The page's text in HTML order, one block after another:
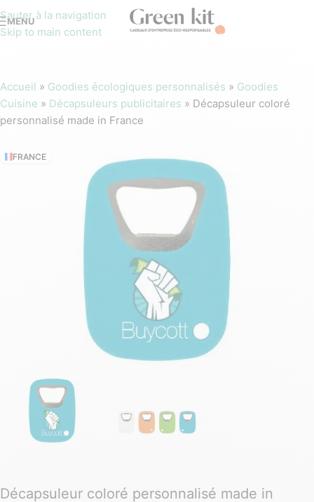
Sauter à la navigation
Skip to main content
MENU
Accueil » Goodies écologiques personnalisés » Goodies
Cuisine » Décapsuleurs publicitaires » Décapsuleur coloré
personnalisé made in France
FRANCE
Décapsuleur coloré personnalisé made in